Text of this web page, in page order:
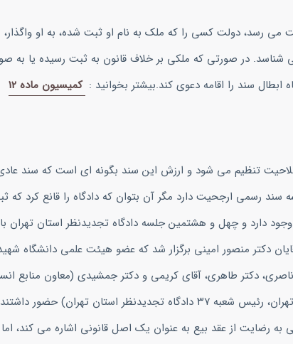
ثبت می رسد، دولت کسی را که ملک به نام او ثبت شده، به او واگذار،
شناسد. در صورتی که ملکی بر خلاف قانون به ثبت رسیده یا به
سند را اقامه دعوی کند.بیشتر بخوانید :
کمیسیون ماده 12
تنظیم می شود و ارزش این سند بگونه ای است که سند
سند رسمی ارجحیت دارد مگر آن بتوان که دادگاه را قانع کرد که
دارد و چهل و هشتمین جلسه دادگاه تجدیدنظر استان تهران با
دکتر منصور امینی برگزار شد که عضو هیئت علمی دانشگاه
دکتر طاهری، آقای کریمی و دکتر جمشیدی (معاون منابع
رئیس شعبه ۲۵ دادگاه تجدیدنظر استان تهران، مستشار دادگاه تجدیدنظر استان تهران، رئیس شعبه ۳۷ دادگاه تجدیدنظر استان تهران) حضور
به رضایت از عقد بیع به عنوان یک اصل قانونی اشاره می کند،